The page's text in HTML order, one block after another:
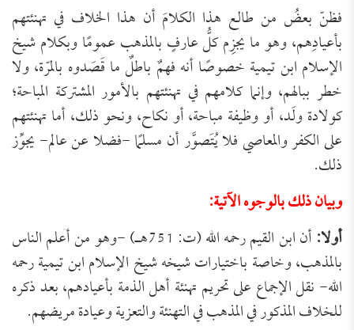
فظنّ بعضُ من طالع هذا الكلامَ أن هذا الخلاف في تهنئتهم
بأعيادِهم، وهو ما يجزِم كلُّ عارفٍ بالمذهب عمومًا وبكلام شيخ
الإسلام ابن تيمية خصوصًا أنه فهمٌ باطلٌ ما قَصَدوه بالمرّة، ولا
خطر ببالهم، وإنما كلامهم في تهنئتهم بالأمور المشتركة المباحة؛
كولادة ولَد، أو وظيفة مباحة، أو نكاح، ونحو ذلك، أما تهنئتهم
على الكفر والمعاصي فلا يُتَصوَّر أن مسلمًا -فضلا عن عالم- يجوِّز
ذلك.
وبيان ذلك بالوجوه الآتية:
أولا:
أن ابن القيم رحمه الله (ت: 751هـ) -وهو من أعلم الناس
بالمذهب، وخاصة باختيارات شيخه شيخ الإسلام ابن تيمية رحمه
الله- نقل الإجماع على تحريم تهنئة أهل الذمة بأعيادهم، بعد ذكره
للخلاف المذكور في المذهب في التهنئة والتعزية وعيادة مريضهم.